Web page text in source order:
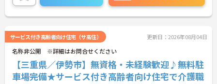
サービス付き高齢者向け住宅（サ高住） 更新日：2026年08月04日
名称非公開 ※詳細はお問合せください
【三重県／伊勢市】無資格・未経験歓迎♪無料駐
車場完備★サービス付き高齢者向け住宅で介護職